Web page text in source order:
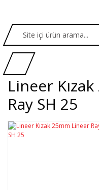
Lineer
Ray SH 25